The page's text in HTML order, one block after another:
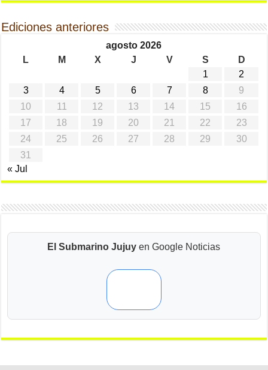
Ediciones anteriores
agosto 2026
L
M X J V S
D
1
2
3
4 5 6 7 8
9
10
11 12 13 14 15
16
17
18 19 20 21 22
23
24
25 26 27 28 29
30
31
« Jul
El Submarino Jujuy en Google Noticias